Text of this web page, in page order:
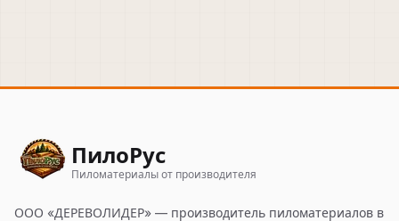
ПилоРус
Пиломатериалы от производителя
ООО «ДЕРЕВОЛИДЕР» — производитель пиломатериалов в